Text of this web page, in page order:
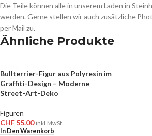
Die Teile können alle in unserem Laden in
werden. Gerne stellen wir auch zusätzliche
per Mail zu.
Ähnliche Produkte
Bullterrier-Figur aus Polyresin im
Graffiti-Design – Moderne
Street-Art-Deko
Figuren
CHF 55.00 inkl. MwSt.
In Den Warenkorb